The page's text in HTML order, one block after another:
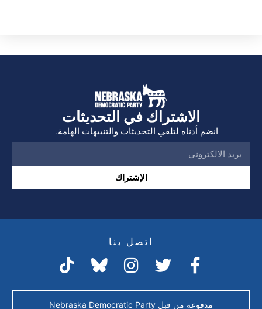
الاشتراك في التحديثات
انضم أدناه لتلقي التحديثات والتنبيهات الهامة.
الإشتراك
اتصل بنا
مدفوعة من قبل Nebraska Democratic Party